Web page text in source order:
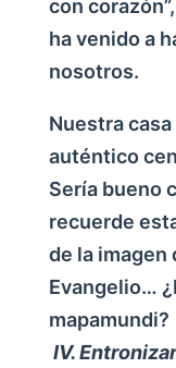
con
ha venido a
nosotros.
Nuestra
auténtico
Sería bueno
recuerde
de la imagen
Evangelio…
mapamundi?
IV.